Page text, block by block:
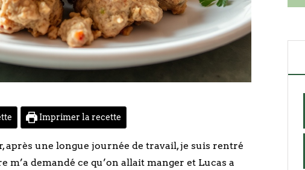
Imprimer la recette
une longue journée de travail, je suis rentré
demandé ce qu’on allait manger et Lucas a